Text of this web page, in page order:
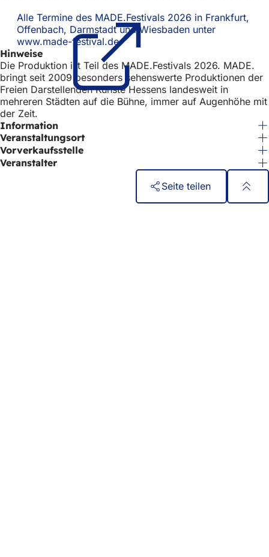
Alle Termine des MADE.Festivals 2026 in Frankfurt,
Offenbach, Darmstadt und Wiesbaden unter
www.made-festival.de(Öffnet
einem
neuen
Tab)
Hinweise
Die Produktion ist Teil des MADE.Festivals 2026. MADE.
bringt seit 2009 besonders sehenswerte Produktionen der
Freien Darstellenden Künste Hessens landesweit in
mehreren Städten auf die Bühne, immer auf Augenhöhe mit
der Zeit.
Information
Veranstaltungsort
Vorverkaufsstelle
Veranstalter
Seite teilen